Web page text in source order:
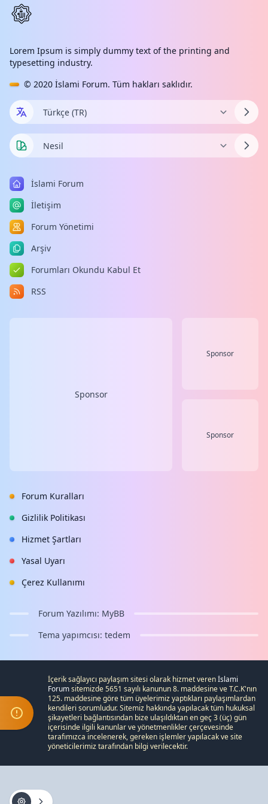
Lorem Ipsum is simply dummy text of the printing and
typesetting industry.
© 2020 İslami Forum. Tüm hakları saklıdır.
İslami Forum
İletişim
Forum Yönetimi
Arşiv
Forumları Okundu Kabul Et
RSS
Sponsor
Sponsor
Sponsor
Forum Kuralları
Gizlilik Politikası
Hizmet Şartları
Yasal Uyarı
Çerez Kullanımı
Forum Yazılımı: MyBB
Tema yapımcısı: tedem
İçerik sağlayıcı paylaşım sitesi olarak hizmet verenİslami
Forumsitemizde 5651 sayılı kanunun 8. maddesine veT.C.K'nın
125. maddesine göre tüm üyelerimiz yaptıkları paylaşımlardan
kendileri sorumludur. Sitemiz hakkında yapılacak tüm hukuksal
şikayetleri bağlantısından bize ulaşıldıktan en geç 3 (üç) gün
içerisinde ilgili kanunlar ve yönetmenlikler çerçevesinde
tarafımızca incelenerek, gereken işlemler yapılacak ve site
yöneticilerimiz tarafından bilgi verilecektir.